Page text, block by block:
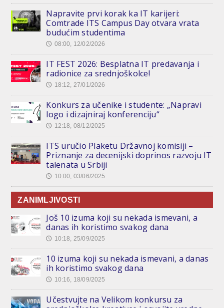
Napravite prvi korak ka IT karijeri:
Comtrade ITS Campus Day otvara vrata
budućim studentima
🕔 08:00, 12/02/2026
IT FEST 2026: Besplatna IT predavanja i
radionice za srednjoškolce!
🕔 18:12, 27/01/2026
Konkurs za učenike i studente: „Napravi
logo i dizajniraj konferenciju“
🕔 12:18, 08/12/2025
ITS uručio Plaketu Državnoj komisiji –
Priznanje za decenijski doprinos razvoju IT
talenata u Srbiji
🕔 10:00, 03/06/2025
ZANIMLJIVOSTI
Još 10 izuma koji su nekada ismevani, a
danas ih koristimo svakog dana
🕔 10:18, 25/09/2025
10 izuma koji su nekada ismevani, a danas
ih koristimo svakog dana
🕔 10:16, 18/09/2025
Učestvujte na Velikom konkursu za